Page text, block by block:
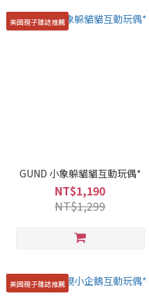
美國親子雜誌推薦
GUND 小象躲貓貓互動玩偶*
NT$1,190
NT$1,299
美國親子雜誌推薦